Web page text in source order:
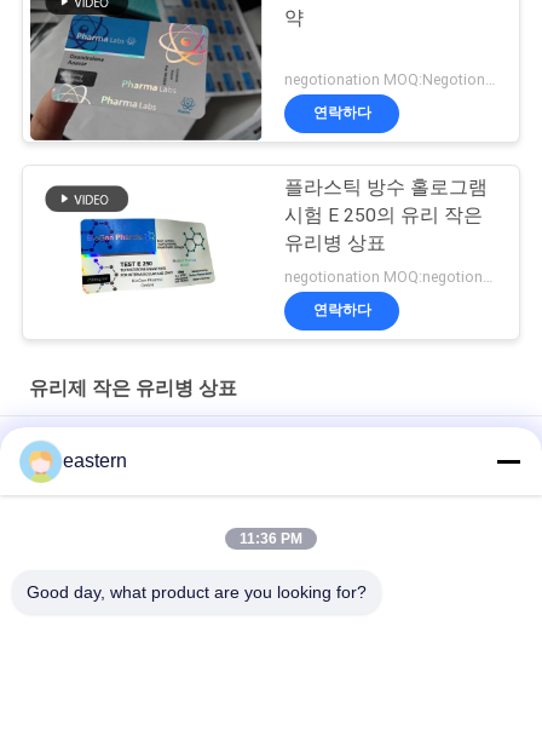
약
연락하다
플라스틱 방수 홀로그램
시험 E 250의 유리 작은
유리병 상표
연락하다
유리제 작은 유리병 상표
Somatropin HG 176-191 2mlx10 레이블이 있는 유리 바이알
전 세트 Paer Instrution를 가진 tren 아세테이트 작은 유리병 작은
eastern
11:36 PM
Good day, what product are you looking for?